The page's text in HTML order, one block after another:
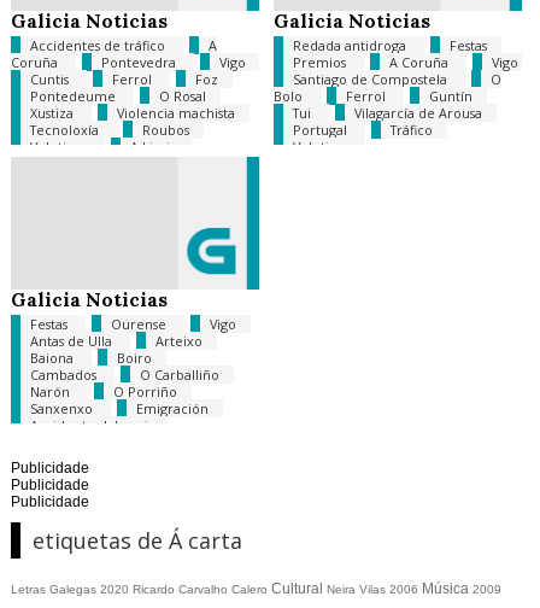
Galicia Noticias
Accidentes de tráfico
A
Coruña
Pontevedra
Vigo
Cuntis
Ferrol
Foz
Pontedeume
O Rosal
Xustiza
Violencia machista
Tecnoloxía
Roubos
Velutinas
A Limia
Galicia Noticias
Redada antidroga
Festas
Premios
A Coruña
Vigo
Santiago de Compostela
O
Bolo
Ferrol
Guntín
Tui
Vilagarcía de Arousa
Portugal
Tráfico
Velutinas
Galicia Noticias
Festas Ourense
Vigo
Antas de Ulla
Arteixo
Baiona
Boiro
Cambados
O Carballiño
Narón
O Porriño
Sanxenxo
Emigración
Accidentes laborais
Publicidade
Publicidade
Publicidade
etiquetas de Á carta
Letras Galegas 2020 Ricardo Carvalho Calero Cultural Neira Vilas 2006 Música 2009